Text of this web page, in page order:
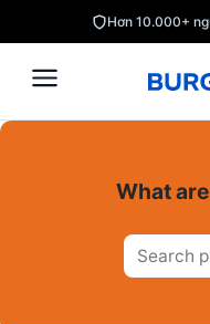
to
content
Hơn 10.000+
What
Tìm
kiếm: